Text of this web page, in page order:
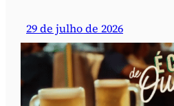
29 de julho de 2026